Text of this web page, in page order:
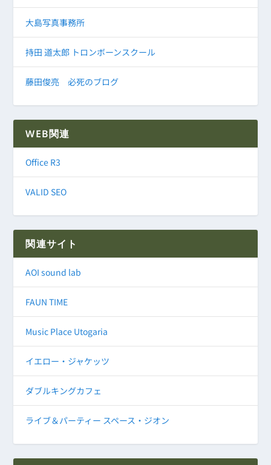
大島写真事務所
持田 道太郎 トロンボーンスクール
藤田俊亮 必死のブログ
WEB関連
Office R3
VALID SEO
関連サイト
AOI sound lab
FAUN TIME
Music Place Utogaria
イエロー・ジャケッツ
ダブルキングカフェ
ライブ＆パーティー スペース・ジオン